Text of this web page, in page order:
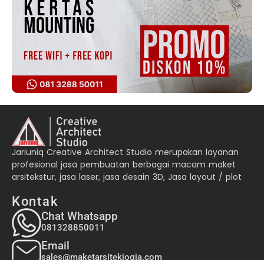
Jariuniq Creative Architect Studio merupakan layanan
profesional jasa pembuatan berbagai macam maket
arsitekstur, jasa laser, jasa desain 3D, Jasa layout / plot
Kontak
Chat Whatsapp
081328850011
Email
sales@maketarsitekjogja.com